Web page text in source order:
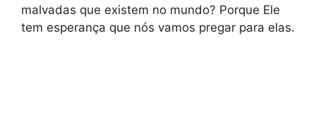
malvadas que existem no mundo? Porque Ele
tem esperança que nós vamos pregar para elas.